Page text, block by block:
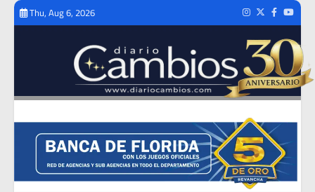
Skip
Thu, Aug 6, 2026 Instagram
TwitterFacebook